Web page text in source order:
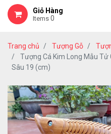
Giỏ Hàng
Items 0
Trang chủ Tượng Gỗ
Tượng Cá Kim Long Mẫu Tử
Sâu 19 (cm)